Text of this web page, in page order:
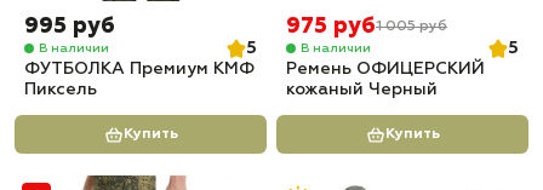
995 руб
В наличии
5
ФУТБОЛКА Премиум КМФ
Пиксель
Купить
975 руб1 005 руб
В наличии
5
Ремень ОФИЦЕРСКИЙ
кожаный Черный
Купить